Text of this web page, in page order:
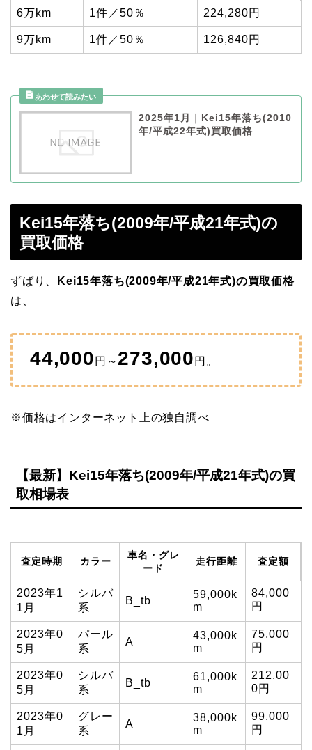
6万km 1件／50％ 224,280円
9万km 1件／50％ 126,840円
2025年1月｜Kei15年落ち(2010
年/平成22年式)買取価格
Kei15年落ち(2009年/平成21年式)の
買取価格
ずばり、
Kei15年落ち(2009年/平成21年式)の買取価格
は、
44,000 円～ 273,000 円。
※価格はインターネット上の独自調べ
【最新】Kei15年落ち(2009年/平成21年式)の買
取相場表
査定時期 カラー
車名・グレ
ード
走行距離 査定額
2023年1
1月
シルバ
系
B_tb
59,000k
m
84,000
円
2023年0
5月
パール
系
A
43,000k
m
75,000
円
2023年0
5月
シルバ
系
B_tb
61,000k
m
212,00
0円
2023年0
1月
グレー
系
A
38,000k
m
99,000
円